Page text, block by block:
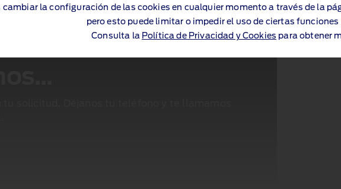
cambiar la configuración de las cookies en cualquier momento a través de la
pero esto puede limitar o impedir el uso de ciertas funciones
Consulta la Política de Privacidad y Cookies para obtener